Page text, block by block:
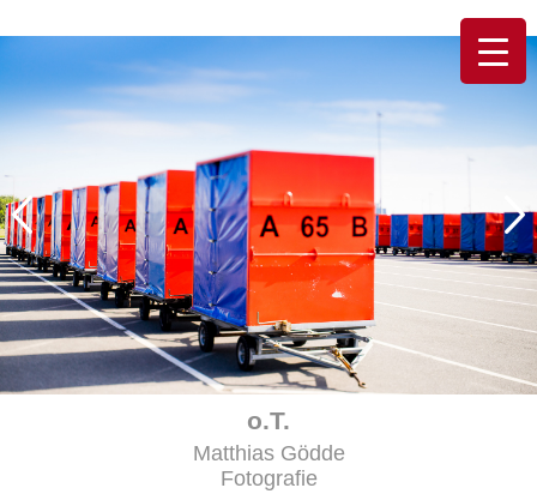
o.T.
Matthias Gödde
Fotografie